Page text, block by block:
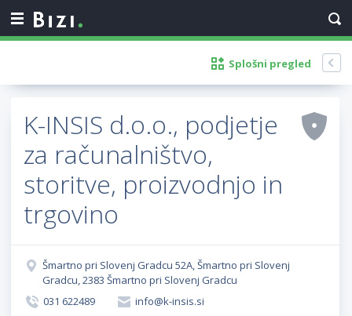
Splošni pregled
K-INSIS d.o.o., podjetje
za računalništvo,
storitve, proizvodnjo in
trgovino
Šmartno pri Slovenj Gradcu 52A, Šmartno pri Slovenj
Gradcu, 2383 Šmartno pri Slovenj Gradcu
031 622489
info@k-insis.si